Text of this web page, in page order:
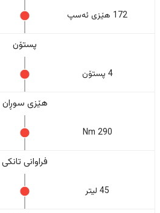
172 هێزی ئەسپ
پستۆن
4 پستۆن
هێزی سوڕان
290 Nm
فراوانی تانکی
45 لیتر